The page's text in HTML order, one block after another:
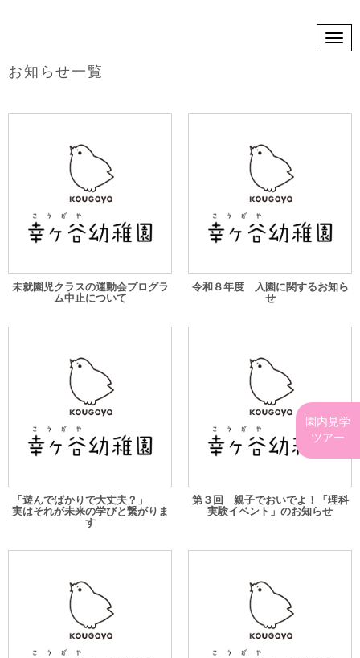
N
a
t
お知らせ一覧
未就園児クラスの運動会プログラ
ム中止について
令和８年度 入園に関するお知ら
せ
「遊んでばかりで大丈夫？」
実はそれが未来の学びと繋がりま
す
第３回 親子でおいでよ！「理科
実験イベント」のお知らせ
園内見学
ツアー